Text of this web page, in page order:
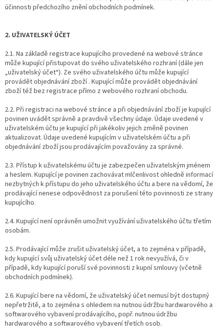
účinnosti předchozího znění obchodních podmínek.
2. UŽIVATELSKÝ ÚČET
2.1. Na základě registrace kupujícího provedené na webové stránce
může kupující přistupovat do svého uživatelského rozhraní (dále jen
„uživatelský účet“). Ze svého uživatelského účtu může kupující
provádět objednávání zboží . Kupující může provádět objednávání
zboží též bez registrace přímo z webového rozhraní obchodu.
2.2. Při registraci na webové stránce a při objednávání zboží je kupující
povinen uvádět správně a pravdivě všechny údaje. Údaje uvedené v
uživatelském účtu je kupující při jakékoliv jejich změně povinen
aktualizovat. Údaje uvedené kupujícím v uživatelském účtu a při
objednávání zboží jsou prodávajícím považovány za správné.
2.3. Přístup k uživatelskému účtu je zabezpečen uživatelským jménem
a heslem. Kupující je povinen zachovávat mlčenlivost ohledně informací
nezbytných k přístupu do jeho uživatelského účtu a bere na vědomí, že
prodávající nenese odpovědnost za porušení této povinnosti ze strany
kupujícího.
2.4. Kupující není oprávněn umožnit využívání uživatelského účtu třetím
osobám.
2.5. Prodávající může zrušit uživatelský účet, a to zejména v případě,
kdy kupující svůj uživatelský účet déle než 1 rok nevyužívá, či v
případě, kdy kupující poruší své povinnosti z kupní smlouvy (včetně
obchodních podmínek).
2.6. Kupující bere na vědomí, že uživatelský účet nemusí být dostupný
nepřetržitě, a to zejména s ohledem na nutnou údržbu hardwarového a
softwarového vybavení prodávajícího, popř. nutnou údržbu
hardwarového a softwarového vybavení třetích osob.